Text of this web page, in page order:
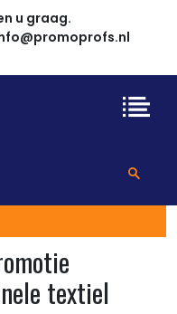
u graag.
textiel